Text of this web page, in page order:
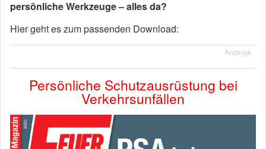
persönliche Werkzeuge – alles da?
Hier geht es zum passenden Download:
Anzeige
Persönliche Schutzausrüstung bei
Verkehrsunfällen